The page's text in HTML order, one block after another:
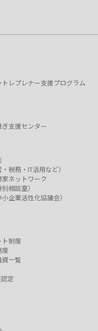
トレプレナー支援プログラム
支援センター
税務・IT活用など）
ネットワーク
相談室）
企業活性化協議会）
ト制度
度
一覧
定